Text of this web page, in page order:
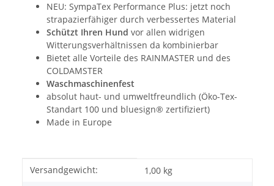
NEU: SympaTex Performance Plus: jetzt noch
strapazierfähiger durch verbessertes Material
Schützt Ihren Hund vor allen widrigen
Witterungsverhältnissen da kombinierbar
Bietet alle Vorteile des RAINMASTER und des
COLDAMSTER
Waschmaschinenfest
absolut haut- und umweltfreundlich (Öko-Tex-
Standart 100 und bluesign® zertifiziert)
Made in Europe
Produkteigenschaft
Wert
Versandgewicht:
1,00 kg